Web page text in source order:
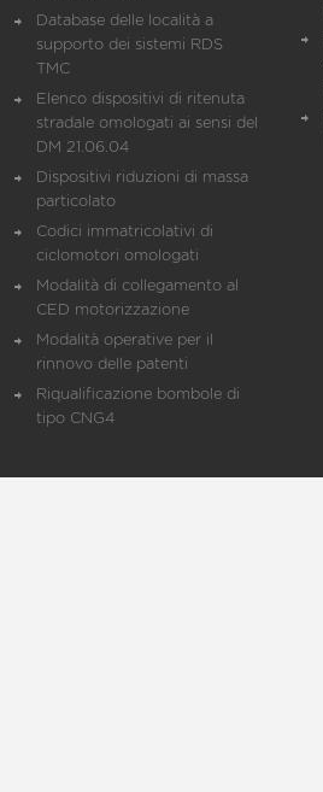
Database delle località a
supporto dei sistemi RDS
TMC
Elenco dispositivi di ritenuta
stradale omologati ai sensi del
DM 21.06.04
Dispositivi riduzioni di massa
particolato
Codici immatricolativi di
ciclomotori omologati
Modalità di collegamento al
CED motorizzazione
Modalità operative per il
rinnovo delle patenti
Riqualificazione bombole di
tipo CNG4